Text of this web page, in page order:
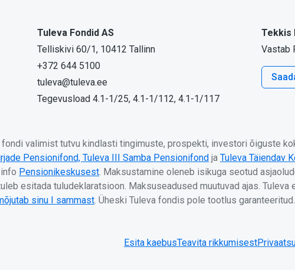
Tuleva Fondid AS
Telliskivi 60/1, 10412 Tallinn
+372 644 5100
tuleva@tuleva.ee
Tegevusload 4.1-1/25, 4.1-1/112, 4.1-1/117
Tekkis
Vastab
fondi valimist tutvu kindlasti tingimuste, prospekti, investori õiguste
Pensionifond, Tuleva III Samba Pensionifond ja Tuleva Täiendav
Pensionikeskusest. Maksustamine oleneb isikuga seotud
esitada tuludeklaratsioon. Maksuseadused muutuvad ajas. Tuleva
sinu I sammast. Üheski Tuleva fondis pole tootlus
Esita kaebusTeavita rikkumisest